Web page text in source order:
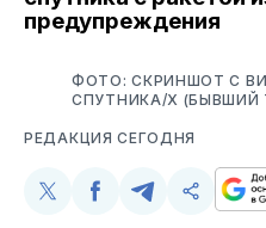
предупреждения
ФОТО: СКРИНШОТ С
СПУТНИКА/X (БЫВШИЙ
РЕДАКЦИЯ СЕГОДНЯ
Поделиться
Поделиться
Поделиться